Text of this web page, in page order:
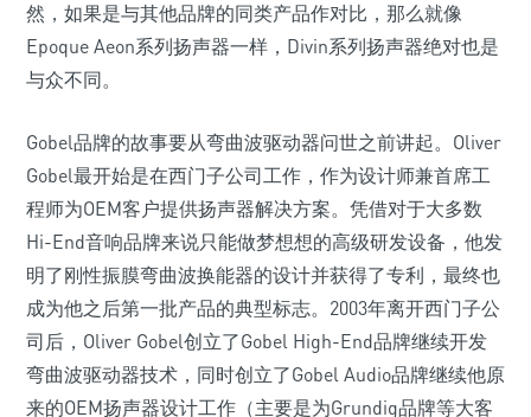
然，如果是与其他品牌的同类产品作对比，那么就像
Epoque Aeon系列扬声器一样，Divin系列扬声器绝对也是
与众不同。
Gobel品牌的故事要从弯曲波驱动器问世之前讲起。Oliver
Gobel最开始是在西门子公司工作，作为设计师兼首席工
程师为OEM客户提供扬声器解决方案。凭借对于大多数
Hi-End音响品牌来说只能做梦想想的高级研发设备，他发
明了刚性振膜弯曲波换能器的设计并获得了专利，最终也
成为他之后第一批产品的典型标志。2003年离开西门子公
司后，Oliver Gobel创立了Gobel High-End品牌继续开发
弯曲波驱动器技术，同时创立了Gobel Audio品牌继续他原
来的OEM扬声器设计工作（主要是为Grundig品牌等大客